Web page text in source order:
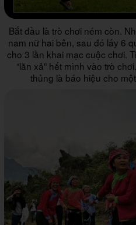
Bắt đầu là trò chơi ném còn.
nam nữ hai bên, sau đó lấy 6
cho 3 lần khai mạc cuộc chơi.
“lăn xả” hết mình vào trò
thủng là báo hiệu cho